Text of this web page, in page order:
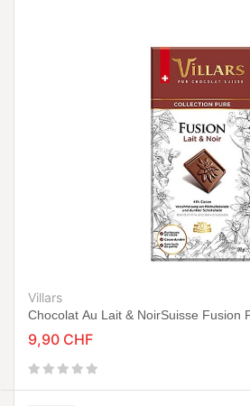
Villars
Chocolat Au Lait & NoirSuisse Fusion
9,90 CHF